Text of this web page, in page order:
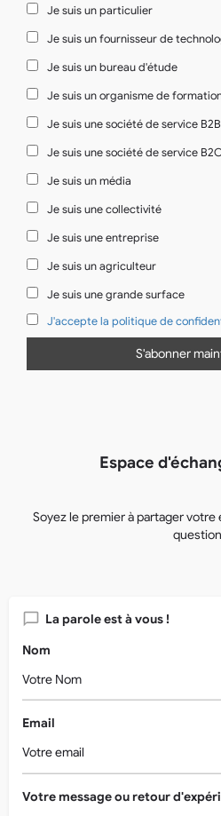
Je suis un particulier
Je suis un fournisseur de
Je suis un bureau d'étude
Je suis un organisme de
Je suis une société de service B2B
Je suis une société de service B2C
Je suis un média
Je suis une collectivité
Je suis une entreprise
Je suis un agriculteur
Je suis une grande surface
J'accepte la politique de
Espace
Soyez le premier à partager
La parole est à vous !
Nom
Email
Votre message ou retour